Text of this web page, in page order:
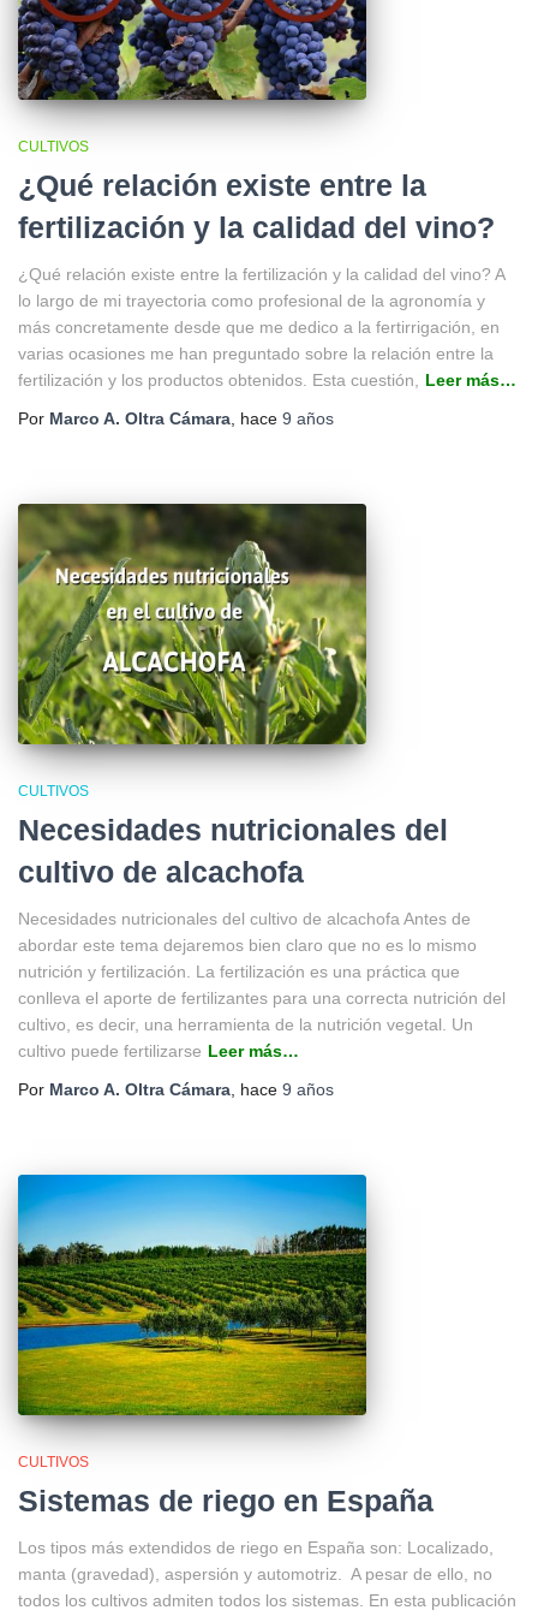
CULTIVOS
¿Qué relación existe entre la
fertilización y la calidad del vino?
¿Qué relación existe entre la fertilización y la calidad del vino? A
lo largo de mi trayectoria como profesional de la agronomía y
más concretamente desde que me dedico a la fertirrigación, en
varias ocasiones me han preguntado sobre la relación entre la
fertilización y los productos obtenidos. Esta cuestión,
Leer más…
Por Marco A. Oltra Cámara , hace 9 años
CULTIVOS
Necesidades nutricionales del
cultivo de alcachofa
Necesidades nutricionales del cultivo de alcachofa Antes de
abordar este tema dejaremos bien claro que no es lo mismo
nutrición y fertilización. La fertilización es una práctica que
conlleva el aporte de fertilizantes para una correcta nutrición del
cultivo, es decir, una herramienta de la nutrición vegetal. Un
cultivo puede fertilizarse Leer más…
Por Marco A. Oltra Cámara , hace 9 años
CULTIVOS
Sistemas de riego en España
Los tipos más extendidos de riego en España son: Localizado,
manta (gravedad), aspersión y automotriz. A pesar de ello, no
todos los cultivos admiten todos los sistemas. En esta publicación